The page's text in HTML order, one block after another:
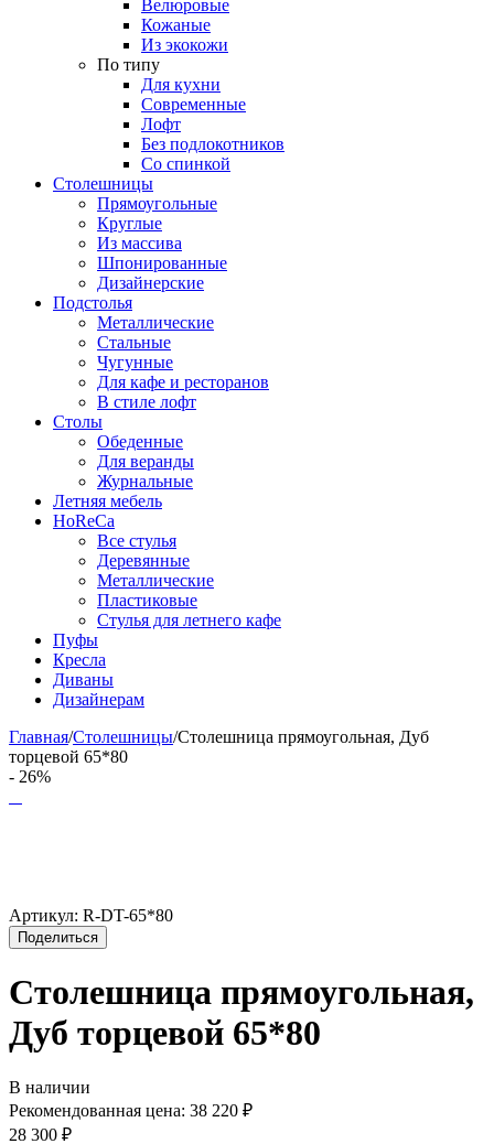
Велюровые
Кожаные
Из экокожи
По типу
Для кухни
Современные
Лофт
Без подлокотников
Со спинкой
Столешницы
Прямоугольные
Круглые
Из массива
Шпонированные
Дизайнерские
Подстолья
Металлические
Стальные
Чугунные
Для кафе и ресторанов
В стиле лофт
Столы
Обеденные
Для веранды
Журнальные
Летняя мебель
HoReCa
Все стулья
Деревянные
Металлические
Пластиковые
Стулья для летнего кафе
Пуфы
Кресла
Диваны
Дизайнерам
Главная/Столешницы/Столешница прямоугольная, Дуб
торцевой 65*80
- 26%
Артикул: R-DT-65*80
Поделиться
Столешница прямоугольная,
Дуб торцевой 65*80
В наличии
Рекомендованная цена: 38 220 ₽
28 300 ₽